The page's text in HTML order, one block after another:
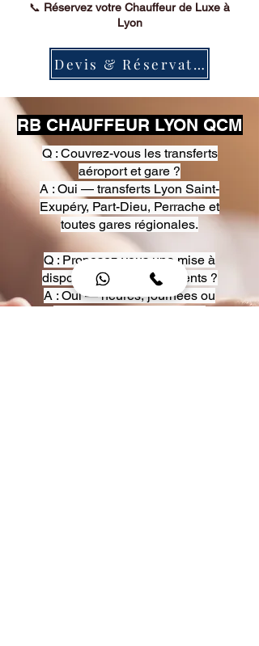
📞 Réservez votre Chauffeur de Luxe à
Lyon
Devis & Réservation
RB CHAUFFEUR LYON QCM
Q : Couvrez-vous les transferts
aéroport et gare ?
A : Oui — transferts Lyon Saint-
Exupéry, Part-Dieu, Perrache et
toutes gares régionales.
Q : Proposez-vous une mise à
disposition pour événements ?
A : Oui — heures, journées ou